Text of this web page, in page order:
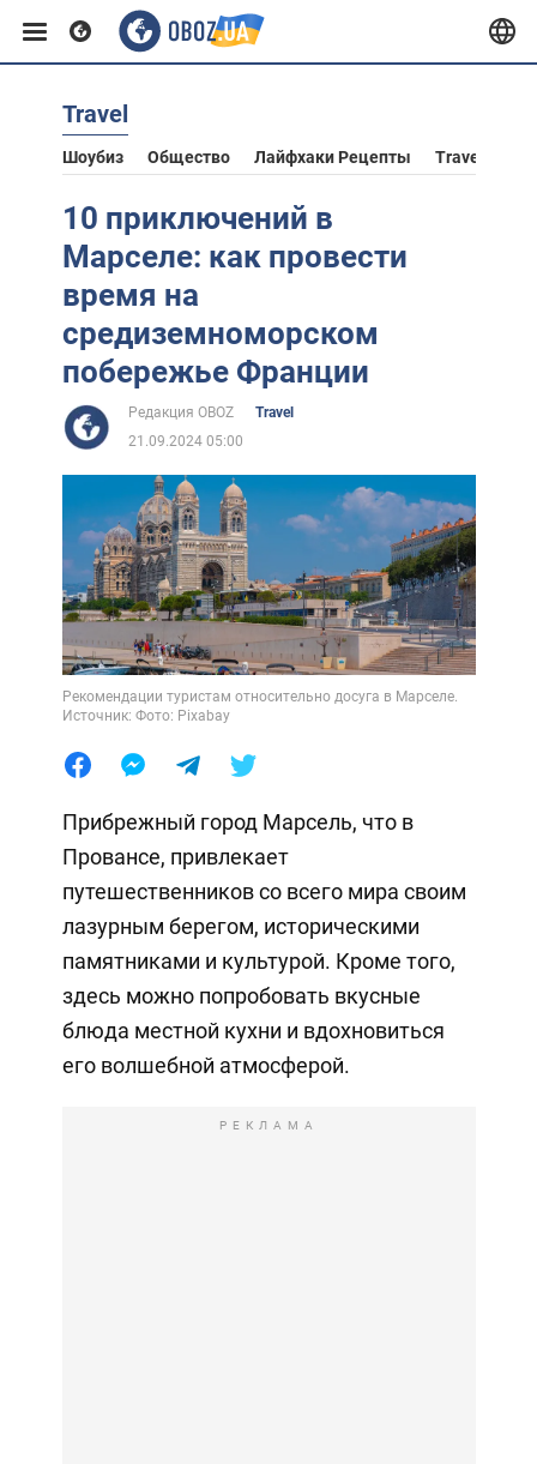
Европа
США
Азия
Африка
Жизнь
Лайфхаки
Travel
Шоубиз Общество Лайфхаки Рецепты Travel
10 приключений в
Марселе: как провести
время на
средиземноморском
побережье Франции
Редакция OBOZ
Travel
21.09.2024 05:00
Рекомендации туристам относительно досуга в Марселе.
Источник: Фото: Pixabay
Прибрежный город Марсель, что в
Провансе, привлекает
путешественников со всего мира своим
лазурным берегом, историческими
памятниками и культурой. Кроме того,
здесь можно попробовать вкусные
блюда местной кухни и вдохновиться
его волшебной атмосферой.
РЕКЛАМА